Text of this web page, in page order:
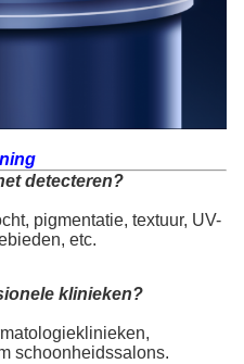
detecteren?
pigmentatie, textuur, UV-
etc.
klinieken?
schoonheidssalons.